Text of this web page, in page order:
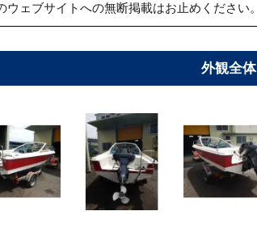
ェブサイトへの無断掲載はお止めください。
外観全体